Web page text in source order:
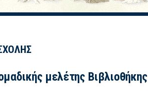
μελέτης Βιβλιοθήκης